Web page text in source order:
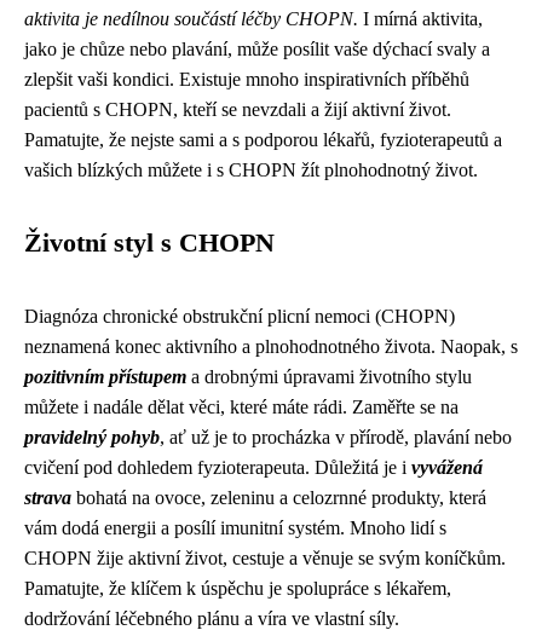
aktivita je nedílnou součástí léčby CHOPN. I mírná aktivita,
jako je chůze nebo plavání, může posílit vaše dýchací svaly a
zlepšit vaši kondici. Existuje mnoho inspirativních příběhů
pacientů s CHOPN, kteří se nevzdali a žijí aktivní život.
Pamatujte, že nejste sami a s podporou lékařů, fyzioterapeutů a
vašich blízkých můžete i s CHOPN žít plnohodnotný život.
Životní styl s CHOPN
Diagnóza chronické obstrukční plicní nemoci (CHOPN)
neznamená konec aktivního a plnohodnotného života. Naopak, s
pozitivním přístupem a drobnými úpravami životního stylu
můžete i nadále dělat věci, které máte rádi. Zaměřte se na
pravidelný pohyb, ať už je to procházka v přírodě, plavání nebo
cvičení pod dohledem fyzioterapeuta. Důležitá je i vyvážená
strava bohatá na ovoce, zeleninu a celozrnné produkty, která
vám dodá energii a posílí imunitní systém. Mnoho lidí s
CHOPN žije aktivní život, cestuje a věnuje se svým koníčkům.
Pamatujte, že klíčem k úspěchu je spolupráce s lékařem,
dodržování léčebného plánu a víra ve vlastní síly.